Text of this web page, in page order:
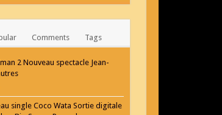
Comments Tags
2 Nouveau spectacle Jean-
single Coco Wata Sortie digitale